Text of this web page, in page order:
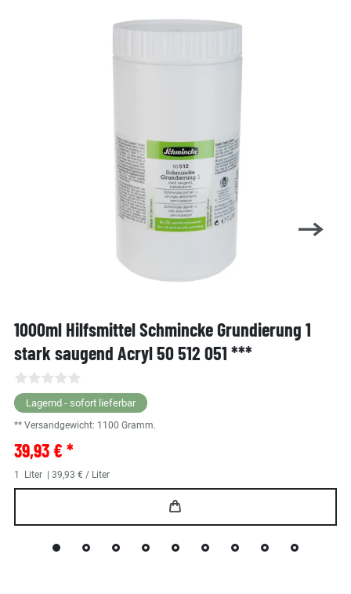
1000ml Hilfsmittel Schmincke Grundierung 1
stark saugend Acryl 50 512 051 ***
Lagernd - sofort lieferbar
** Versandgewicht: 1100 Gramm.
39,93 € *
1 Liter | 39,93 € / Liter